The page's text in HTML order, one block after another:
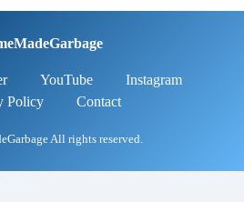
YouTube
Instagram
Policy
Contact
All rights reserved.